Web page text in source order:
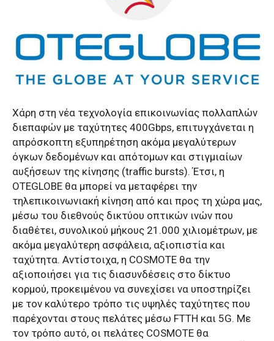
Χάρη στη νέα τεχνολογία επικοινωνίας πολλαπλών
διεπαφών με ταχύτητες 400Gbps, επιτυγχάνεται η
απρόσκοπτη εξυπηρέτηση ακόμα μεγαλύτερων
όγκων δεδομένων και απότομων και στιγμιαίων
αυξήσεων της κίνησης (traffic bursts). Έτσι, η
OTEGLOBE θα μπορεί να μεταφέρει την
τηλεπικοινωνιακή κίνηση από και προς τη χώρα μας,
μέσω του διεθνούς δικτύου οπτικών ινών που
διαθέτει, συνολικού μήκους 21.000 χιλιομέτρων, με
ακόμα μεγαλύτερη ασφάλεια, αξιοπιστία και
ταχύτητα. Αντίστοιχα, η COSMOTE θα την
αξιοποιήσει για τις διασυνδέσεις στο δίκτυο
κορμού, προκειμένου να συνεχίσει να υποστηρίζει
με τον καλύτερο τρόπο τις υψηλές ταχύτητες που
παρέχονται στους πελάτες μέσω FTTH και 5G. Με
τον τρόπο αυτό, οι πελάτες COSMOTE θα